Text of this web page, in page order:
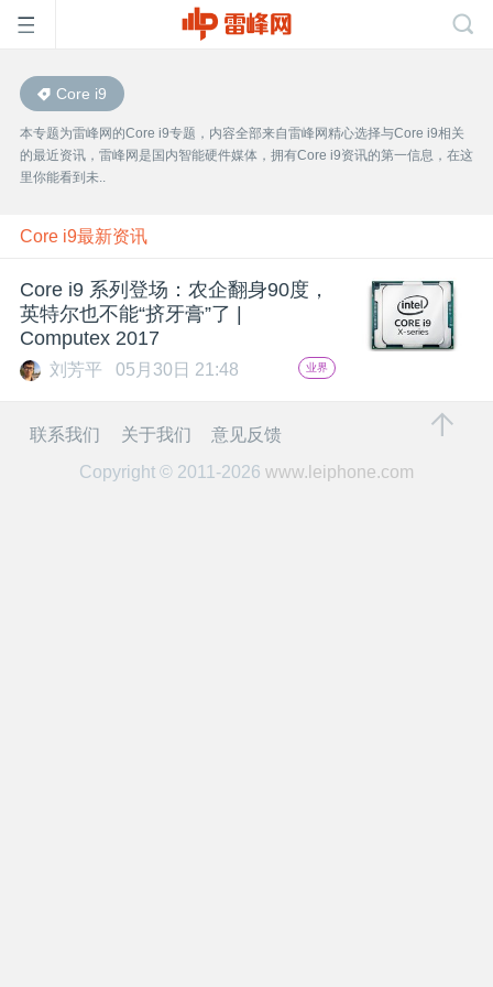
首
页
雷
峰
网
公
Core i9
本专题为雷峰网的Core i9专题，内容全部来自雷峰网精心选择与Core i9相关
的最近资讯，雷峰网是国内智能硬件媒体，拥有Core i9资讯的第一信息，在这
里你能看到未..
Core i9最新资讯
Core i9 系列登场：农企翻身90度，
英特尔也不能“挤牙膏”了 |
Computex 2017
刘芳平 05月30日 21:48 业界
联系我们 关于我们
意见反馈
Copyright © 2011-2026 www.leiphone.com